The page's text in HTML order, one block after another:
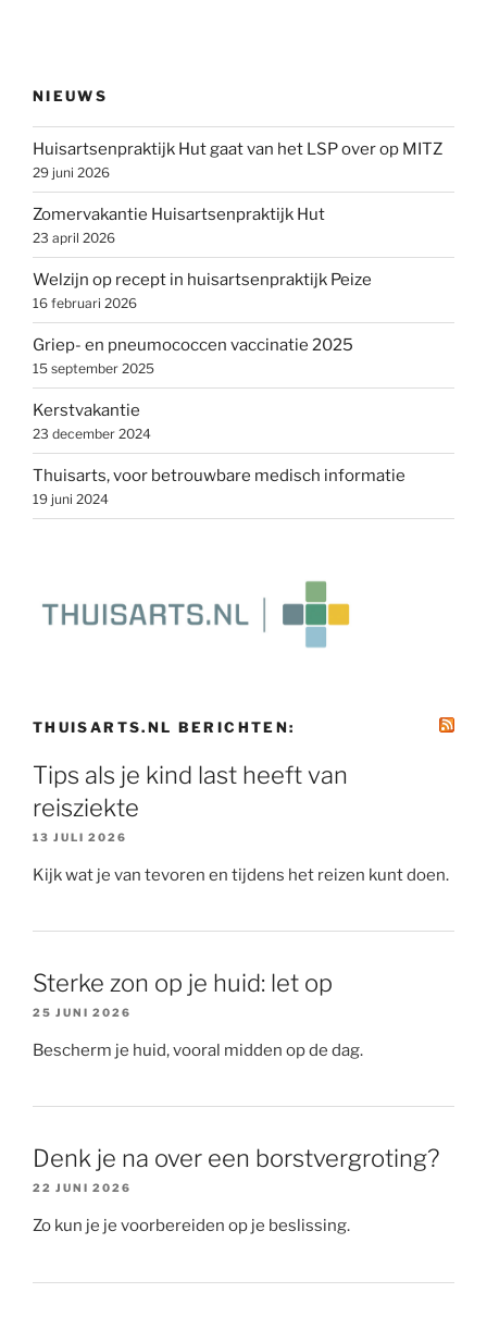
NIEUWS
Huisartsenpraktijk Hut gaat van het LSP over op MITZ
29 juni 2026
Zomervakantie Huisartsenpraktijk Hut
23 april 2026
Welzijn op recept in huisartsenpraktijk Peize
16 februari 2026
Griep- en pneumococcen vaccinatie 2025
15 september 2025
Kerstvakantie
23 december 2024
Thuisarts, voor betrouwbare medisch informatie
19 juni 2024
THUISARTS.NL BERICHTEN:
Tips als je kind last heeft van
reisziekte
13 JULI 2026
Kijk wat je van tevoren en tijdens het reizen kunt doen.
Sterke zon op je huid: let op
25 JUNI 2026
Bescherm je huid, vooral midden op de dag.
Denk je na over een borstvergroting?
22 JUNI 2026
Zo kun je je voorbereiden op je beslissing.